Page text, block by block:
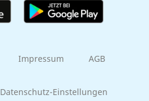
Impressum AGB
Datenschutz-Einstellungen